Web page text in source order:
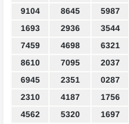
9104
8645 5987
1693
2936 3544
7459
4698 6321
8610
7095 2037
6945
2351 0287
2310
4187 1756
4562
5320 1697